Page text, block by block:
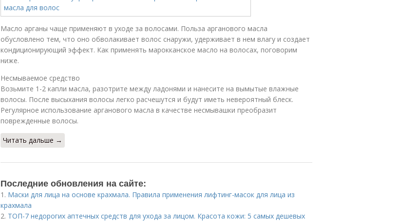
Масло арганы чаще применяют в уходе за волосами. Польза арганового масла
обусловлено тем, что оно обволакивает волос снаружи, удерживает в нем влагу и создает
кондиционирующий эффект. Как применять марокканское масло на волосах, поговорим
ниже.
Несмываемое средство
Возьмите 1-2 капли масла, разотрите между ладонями и нанесите на вымытые влажные
волосы. После высыхания волосы легко расчешутся и будут иметь невероятный блеск.
Регулярное использование арганового масла в качестве несмывашки преобразит
поврежденные волосы.
Читать дальше →
Последние обновления на сайте:
1. Маски для лица на основе крахмала. Правила применения лифтинг-масок для лица из
крахмала
2. ТОП-7 недорогих аптечных средств для ухода за лицом. Красота кожи: 5 самых дешевых